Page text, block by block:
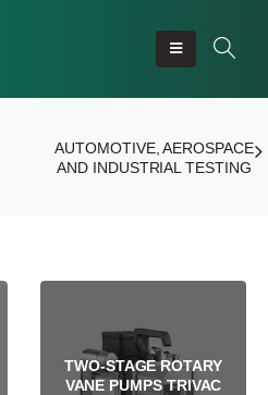
AUTOMOTIVE, AEROSPACE
AND INDUSTRIAL TESTING
TWO-STAGE ROTARY
VANE PUMPS TRIVAC